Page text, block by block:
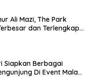
Ali Mazi, The Park
dan Terlengkap
Siapkan Berbagai
Di Event Malam